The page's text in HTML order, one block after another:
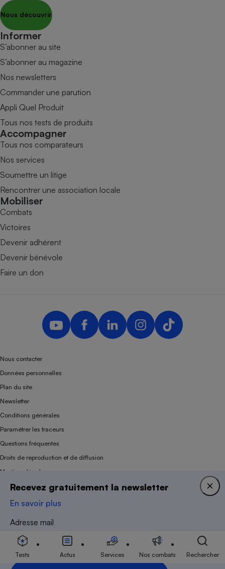
Recevez gratuitement la newsletter
En savoir plus
Adresse mail
Nous découvrir
Informer
S’abonner au site
S’abonner au magazine
Nos newsletters
Commander une parution
Appli Quel Produit
Tous nos tests de produits
Accompagner
Tous nos comparateurs
Nos services
Soumettre un litige
Rencontrer une association locale
Mobiliser
Combats
Victoires
Devenir adhérent
Devenir bénévole
Faire un don
Nous contacter
Données personnelles
Plan du site
Newsletter
Conditions générales
Paramétrer les traceurs
Questions fréquentes
Droits de reproduction et de diffusion
Mentions légales
Panel
Association indépendante de l’État, des syndicats, des producteurs et des
distributeurs depuis 1951.
Tests Actus Services Nos combats Rechercher